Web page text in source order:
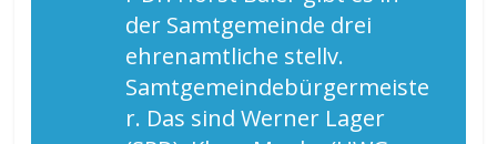
der Samtgemeinde drei
ehrenamtliche stellv.
Samtgemeindebürgermeiste
r. Das sind Werner Lager